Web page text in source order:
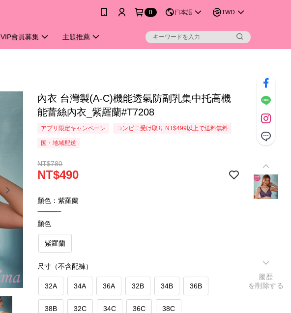
0 日本語 TWD
VIP會員募集 主題推薦
內衣 台灣製(A-C)機能透氣防副乳集中托高機
能蕾絲內衣_紫羅蘭#T7208
アプリ限定キャンペーン コンビニ受け取り NT$499以上で送料無料
国・地域配送
NT$780
NT$490
顏色：紫羅蘭
顏色
紫羅蘭
尺寸（不含配褲）
32A 34A 36A 32B 34B 36B
38B 32C 34C 36C 38C
履歴
を削除する